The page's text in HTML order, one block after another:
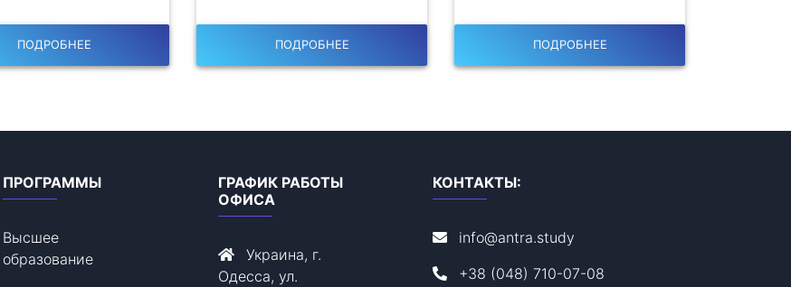
ПОДРОБНЕЕ ПОДРОБНЕЕ ПОДРОБНЕЕ
ПРОГРАММЫ
Высшее
образование
ГРАФИК РАБОТЫ
ОФИСА
Украина, г.
Одесса, ул.
КОНТАКТЫ:
info@antra.study
+38 (048) 710-07-08